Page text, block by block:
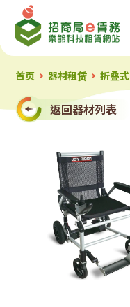
招
商
局
「e
首页 器材租赁 折叠
返回器材列表